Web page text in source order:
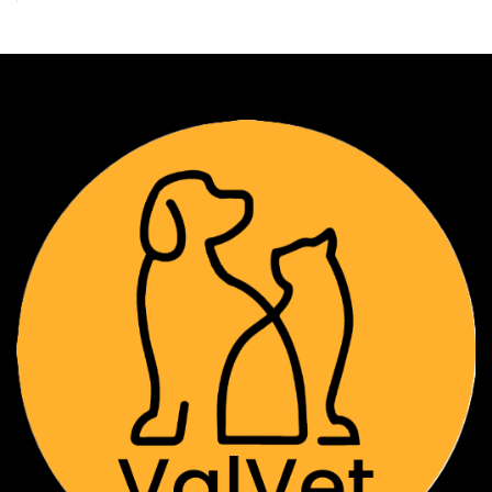
receta (física o digital). Si no cuenta con
una, debe agendar previamente una
Consulta General para validación clínica.
Cadena de Frío: No realizamos envíos a
domicilio ni a regiones. El retiro es
exclusivo en nuestra clínica en
Providencia.
Protocolo de Retiro: Para la entrega de
cajas, es obligatorio portar cooler con
unidades de frío (icepacks). No se